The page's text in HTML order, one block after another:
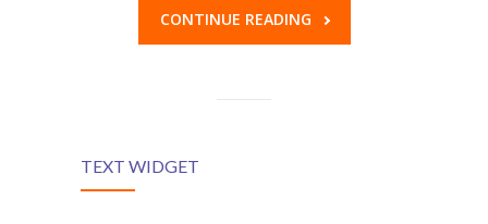
CONTINUE READING
TEXT WIDGET